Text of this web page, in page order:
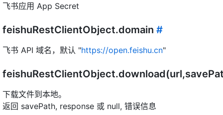
飞书应用 App Secret
feishuRestClientObject.domain #
飞书 API 域名，默认 "https://open.feishu.cn"
下载文件到本地。
返回 savePath, response 或 null, 错误信息